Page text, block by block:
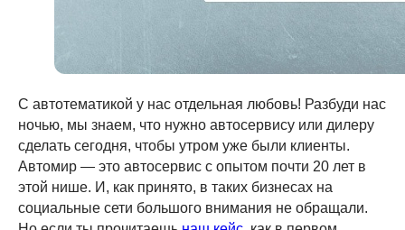
С автотематикой у нас отдельная любовь! Разбуди нас
ночью, мы знаем, что нужно автосервису или дилеру
сделать сегодня, чтобы утром уже были клиенты.
Автомир — это автосервис с опытом почти 20 лет в
этой нише. И, как принято, в таких бизнесах на
социальные сети большого внимания не обращали.